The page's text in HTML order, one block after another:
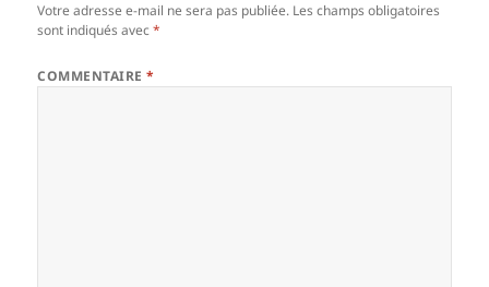
Votre adresse e-mail ne sera pas publiée. Les champs obligatoires
sont indiqués avec*
COMMENTAIRE*